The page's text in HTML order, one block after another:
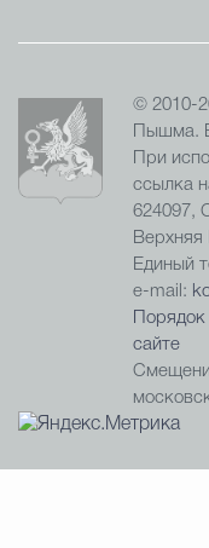
© 2010-
Пышма.
При
ссылка
624097,
Единый
e-mail:
сайте